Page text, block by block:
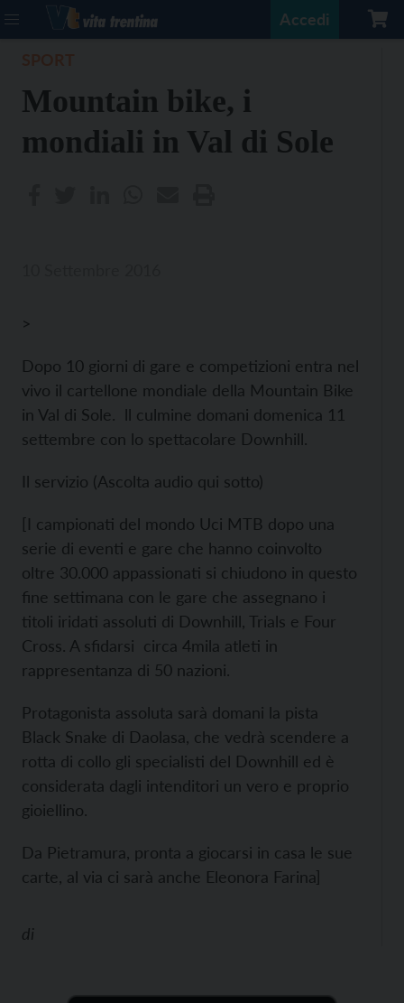
Accedi
Mountain bike, i
mondiali in Val di Sole
>
Dopo 10 giorni di gare e competizioni entra nel
vivo il cartellone mondiale della Mountain Bike
in Val di Sole. ll culmine domani domenica 11
settembre con lo spettacolare Downhill.
Il servizio (Ascolta audio qui sotto)
[I campionati del mondo Uci MTB dopo una
serie di eventi e gare che hanno coinvolto
oltre 30.000 appassionati si chiudono in questo
fine settimana con le gare che assegnano i
titoli iridati assoluti di Downhill, Trials e Four
Cross. A sfidarsi circa 4mila atleti in
rappresentanza di 50 nazioni.
Protagonista assoluta sarà domani la pista
Black Snake di Daolasa, che vedrà scendere a
rotta di collo gli specialisti del Downhill ed è
considerata dagli intenditori un vero e proprio
gioiellino.
Da Pietramura, pronta a giocarsi in casa le sue
carte, al via ci sarà anche Eleonora Farina]
di